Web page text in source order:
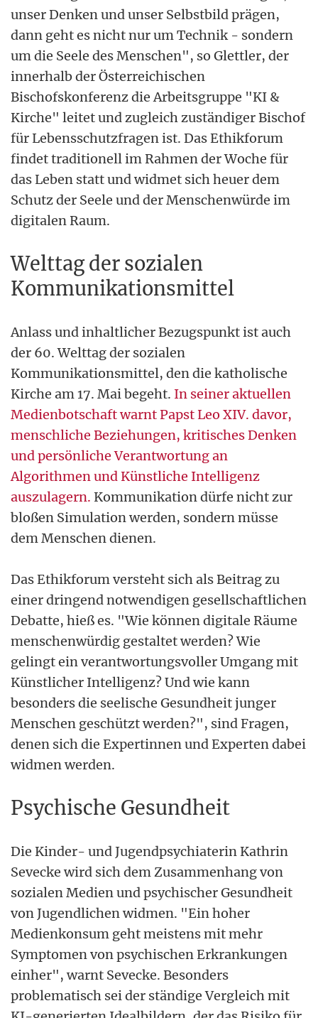
unser Denken und unser Selbstbild prägen,
dann geht es nicht nur um Technik - sondern
um die Seele des Menschen", so Glettler, der
innerhalb der Österreichischen
Bischofskonferenz die Arbeitsgruppe "KI &
Kirche" leitet und zugleich zuständiger Bischof
für Lebensschutzfragen ist. Das Ethikforum
findet traditionell im Rahmen der Woche für
das Leben statt und widmet sich heuer dem
Schutz der Seele und der Menschenwürde im
digitalen Raum.
Welttag der sozialen
Kommunikationsmittel
Anlass und inhaltlicher Bezugspunkt ist auch
der 60. Welttag der sozialen
Kommunikationsmittel, den die katholische
Kirche am 17. Mai begeht. In seiner aktuellen
Medienbotschaft warnt Papst Leo XIV. davor,
menschliche Beziehungen, kritisches Denken
und persönliche Verantwortung an
Algorithmen und Künstliche Intelligenz
auszulagern. Kommunikation dürfe nicht zur
bloßen Simulation werden, sondern müsse
dem Menschen dienen.
Das Ethikforum versteht sich als Beitrag zu
einer dringend notwendigen gesellschaftlichen
Debatte, hieß es. "Wie können digitale Räume
menschenwürdig gestaltet werden? Wie
gelingt ein verantwortungsvoller Umgang mit
Künstlicher Intelligenz? Und wie kann
besonders die seelische Gesundheit junger
Menschen geschützt werden?", sind Fragen,
denen sich die Expertinnen und Experten dabei
widmen werden.
Psychische Gesundheit
Die Kinder- und Jugendpsychiaterin Kathrin
Sevecke wird sich dem Zusammenhang von
sozialen Medien und psychischer Gesundheit
von Jugendlichen widmen. "Ein hoher
Medienkonsum geht meistens mit mehr
Symptomen von psychischen Erkrankungen
einher", warnt Sevecke. Besonders
problematisch sei der ständige Vergleich mit